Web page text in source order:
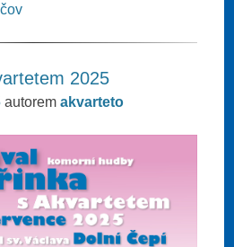
2025
autoremakvarteto